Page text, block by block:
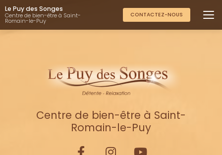
Aller
au
contenu
principal
Le Puy des Songes
Centre de bien-être à Saint-
Romain-le-Puy
CONTACTEZ-NOUS
Centre de bien-être à Saint-
Romain-le-Puy